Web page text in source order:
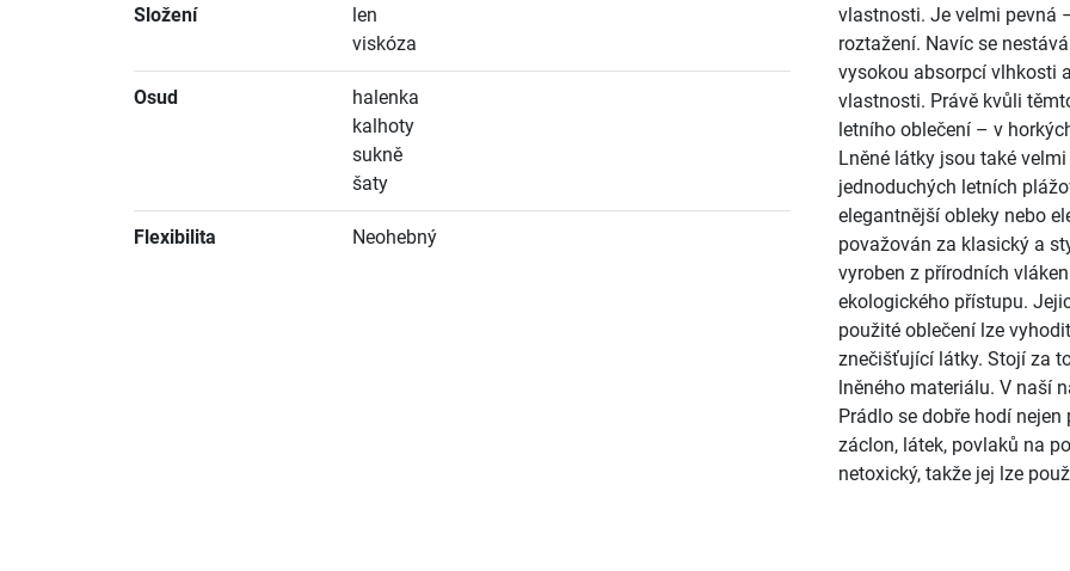
Složení
len
viskóza
Osud
halenka
kalhoty
sukně
šaty
Flexibilita Neohebný
vlastnosti. Je velmi pevná
roztažení. Navíc se
vysokou absorpcí vlhkosti
vlastnosti. Právě kvůli
letního oblečení – v
Lněné látky jsou také
jednoduchých letních
elegantnější obleky nebo
považován za klasický a
vyroben z přírodních
ekologického přístupu.
použité oblečení lze
znečišťující látky. Stojí za
lněného materiálu. V naší
Prádlo se dobře hodí
záclon, látek, povlaků na
netoxický, takže jej lze